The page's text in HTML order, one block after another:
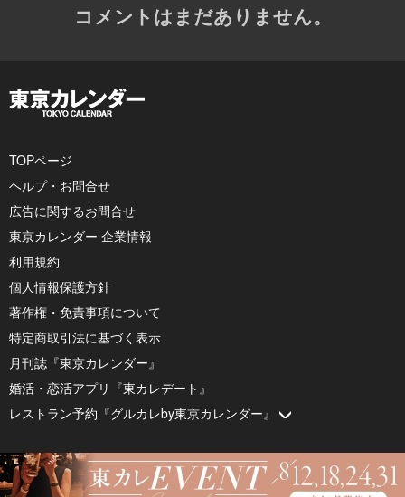
コメントはまだありません。
TOPページ
ヘルプ・お問合せ
広告に関するお問合せ
東京カレンダー 企業情報
利用規約
個人情報保護方針
著作権・免責事項について
特定商取引法に基づく表示
月刊誌『東京カレンダー』
婚活・恋活アプリ『東カレデート』
レストラン予約『グルカレby東京カレンダー』